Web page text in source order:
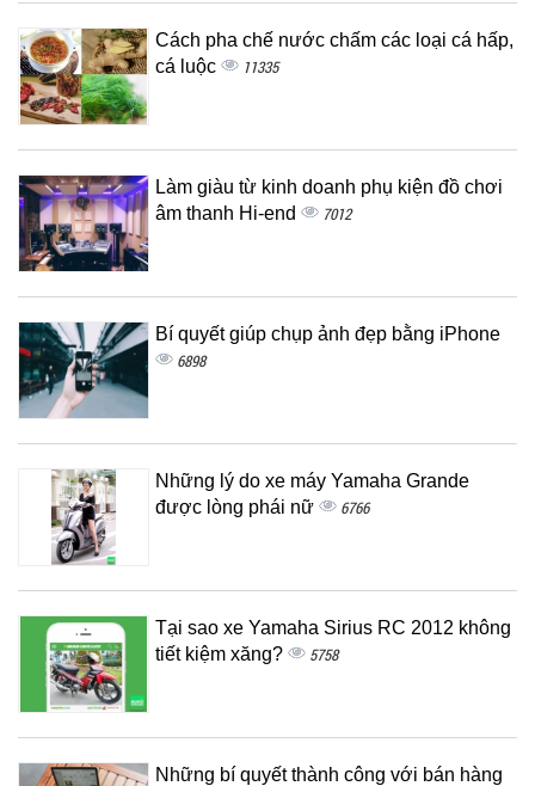
Cách pha chế nước chấm các loại cá hấp,
cá luộc
11335
Làm giàu từ kinh doanh phụ kiện đồ chơi
âm thanh Hi-end
7012
Bí quyết giúp chụp ảnh đẹp bằng iPhone
6898
Những lý do xe máy Yamaha Grande
được lòng phái nữ
6766
Tại sao xe Yamaha Sirius RC 2012 không
tiết kiệm xăng?
5758
Những bí quyết thành công với bán hàng